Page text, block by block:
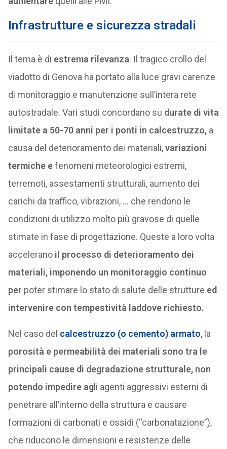
Infrastrutture e sicurezza stradali
Il tema è di estrema rilevanza. Il tragico crollo del
viadotto di Genova ha portato alla luce gravi carenze
di monitoraggio e manutenzione sull’intera rete
autostradale. Vari studi concordano su durate di vita
limitate a 50-70 anni per i ponti in calcestruzzo, a
causa del deterioramento dei materiali,variazioni
termiche efenomeni meteorologici estremi,
terremoti, assestamenti strutturali, aumento dei
carichi da traffico, vibrazioni, … che rendono le
condizioni di utilizzo molto più gravose di quelle
stimate in fase di progettazione. Queste a loro volta
accelerano il processo di deterioramento dei
materiali, imponendo un monitoraggio continuo
per poter stimare lo stato di salute delle strutture ed
intervenire con tempestività laddove richiesto.
Nel caso del calcestruzzo (o cemento) armato, la
porosità e permeabilità dei materiali sono tra le
principali cause di degradazione strutturale, non
potendo impedire agli agenti aggressivi esterni di
penetrare all’interno della struttura e causare
formazioni di carbonati e ossidi (“carbonatazione”),
che riducono le dimensioni e resistenze delle